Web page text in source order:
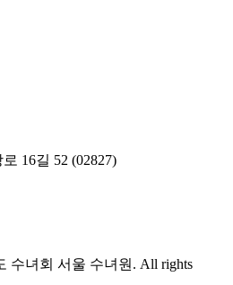
16길 52 (02827)
수녀회 서울 수녀원. All rights